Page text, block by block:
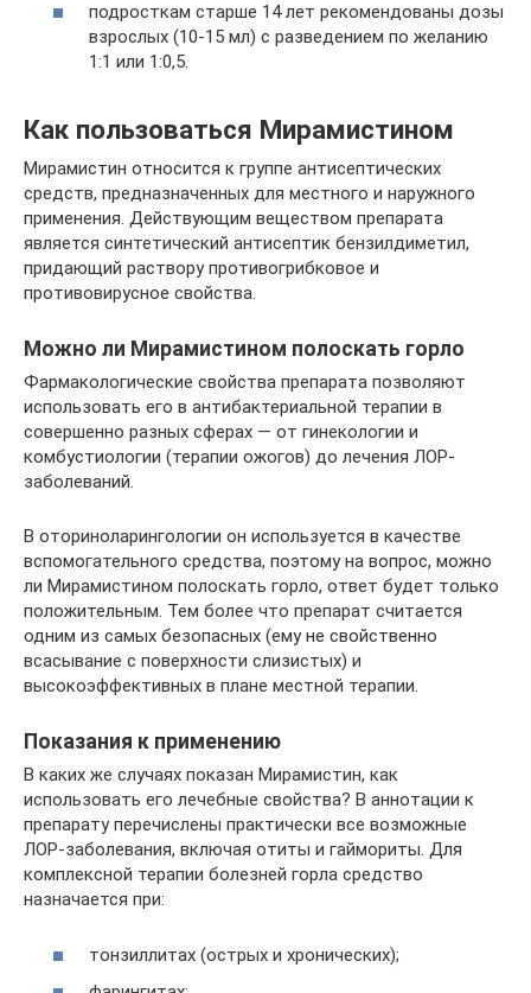
подросткам старше 14 лет рекомендованы дозы
взрослых (10-15 мл) с разведением по желанию
1:1 или 1:0,5.
Как пользоваться Мирамистином
Мирамистин относится к группе антисептических
средств, предназначенных для местного и наружного
применения. Действующим веществом препарата
является синтетический антисептик бензилдиметил,
придающий раствору противогрибковое и
противовирусное свойства.
Можно ли Мирамистином полоскать горло
Фармакологические свойства препарата позволяют
использовать его в антибактериальной терапии в
совершенно разных сферах — от гинекологии и
комбустиологии (терапии ожогов) до лечения ЛОР-
заболеваний.
В оториноларингологии он используется в качестве
вспомогательного средства, поэтому на вопрос, можно
ли Мирамистином полоскать горло, ответ будет только
положительным. Тем более что препарат считается
одним из самых безопасных (ему не свойственно
всасывание с поверхности слизистых) и
высокоэффективных в плане местной терапии.
Показания к применению
В каких же случаях показан Мирамистин, как
использовать его лечебные свойства? В аннотации к
препарату перечислены практически все возможные
ЛОР-заболевания, включая отиты и гаймориты. Для
комплексной терапии болезней горла средство
назначается при:
тонзиллитах (острых и хронических);